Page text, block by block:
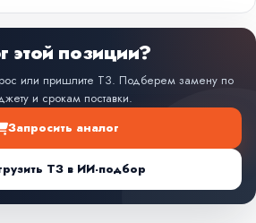
позиции?
или пришлите ТЗ. Подберем замену по
и срокам поставки.
Запросить аналог
ТЗ в ИИ-подбор